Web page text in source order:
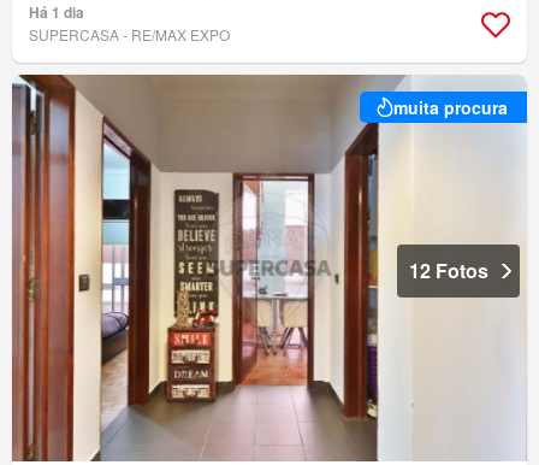
Há 1 dia
SUPERCASA - RE/MAX EXPO
muita procura
12 Fotos